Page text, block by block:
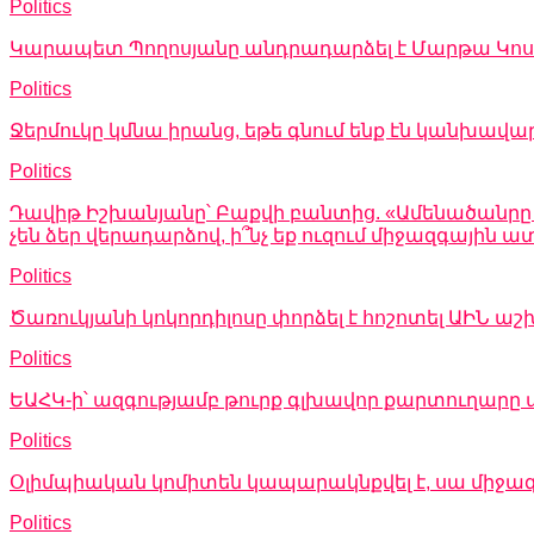
Politics
Կարապետ Պողոսյանը անդրադարձել է Մարթա Կոսի
Politics
Ջերմուկը կմնա իրանց, եթե գնում ենք էն
Politics
Դավիթ Իշխանյանը՝ Բաքվի բանտից. «Ամենածանրը
չեն ձեր վերադարձով, ի՞նչ եք ուզում
Politics
Ծառուկյանի կոկորդիլոսը փորձել է հոշոտել
Politics
ԵԱՀԿ-ի՝ ազգությամբ թուրք գլխավոր
Politics
Օլիմպիական կոմիտեն կապարակնքվել է, սա
Politics